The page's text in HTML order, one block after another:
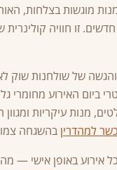
מוגשות בצלחות,
זו חוויה
של שולחנות שוק
ביום האירוע מחומרי
מנות עיקריות
כשר למהדרין בהשגחה
באופן אישי —